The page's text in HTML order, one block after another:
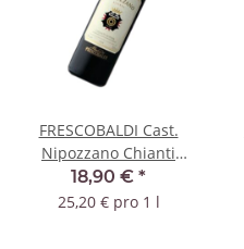
FRESCOBALDI Cast.
Nipozzano Chianti
Riserva Rufina 2020
DOCG
18,90 € *
25,20 € pro 1 l